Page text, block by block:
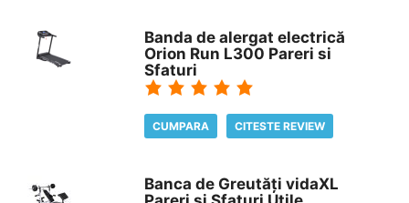
Banda de alergat electrică
Orion Run L300 Pareri si
Sfaturi
CUMPARA CITESTE REVIEW
Banca de Greutăți vidaXL